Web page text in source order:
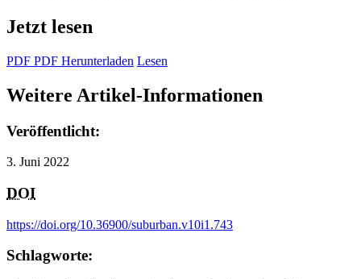
Jetzt lesen
PDF PDF Herunterladen Lesen
Weitere Artikel-Informationen
Veröffentlicht:
3. Juni 2022
DOI
https://doi.org/10.36900/suburban.v10i1.743
Schlagworte: